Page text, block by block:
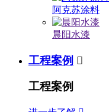
阿克苏涂料
晨阳水漆
工程案例 
工程案例